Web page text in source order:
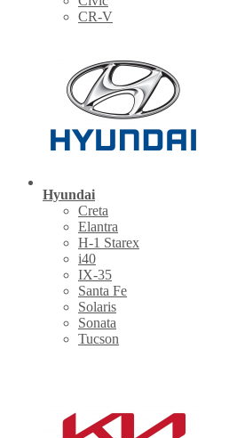
CR-V
Hyundai
Creta
Elantra
H-1 Starex
i40
IX-35
Santa Fe
Solaris
Sonata
Tucson